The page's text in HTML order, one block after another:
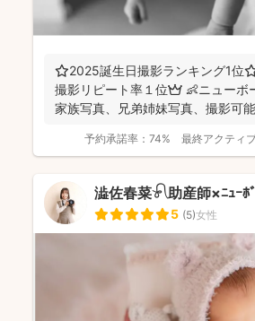
⭐️2025誕生日撮影ランキング1位
撮影リピート率１位👑 👶ニューボ
家族写真、兄弟姉妹写真、撮影可
予約承諾率： 74% 最終アクティブ
澁佐春菜𓍯助産師×ﾆｭｰﾎ
5 (5)女性